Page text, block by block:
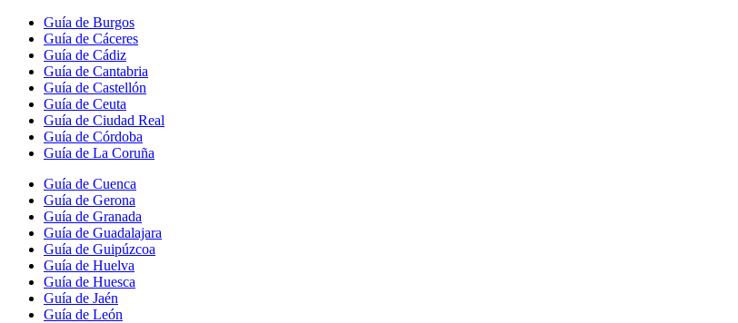
Guía de Burgos
Guía de Cáceres
Guía de Cádiz
Guía de Cantabria
Guía de Castellón
Guía de Ceuta
Guía de Ciudad Real
Guía de Córdoba
Guía de La Coruña
Guía de Cuenca
Guía de Gerona
Guía de Granada
Guía de Guadalajara
Guía de Guipúzcoa
Guía de Huelva
Guía de Huesca
Guía de Jaén
Guía de León